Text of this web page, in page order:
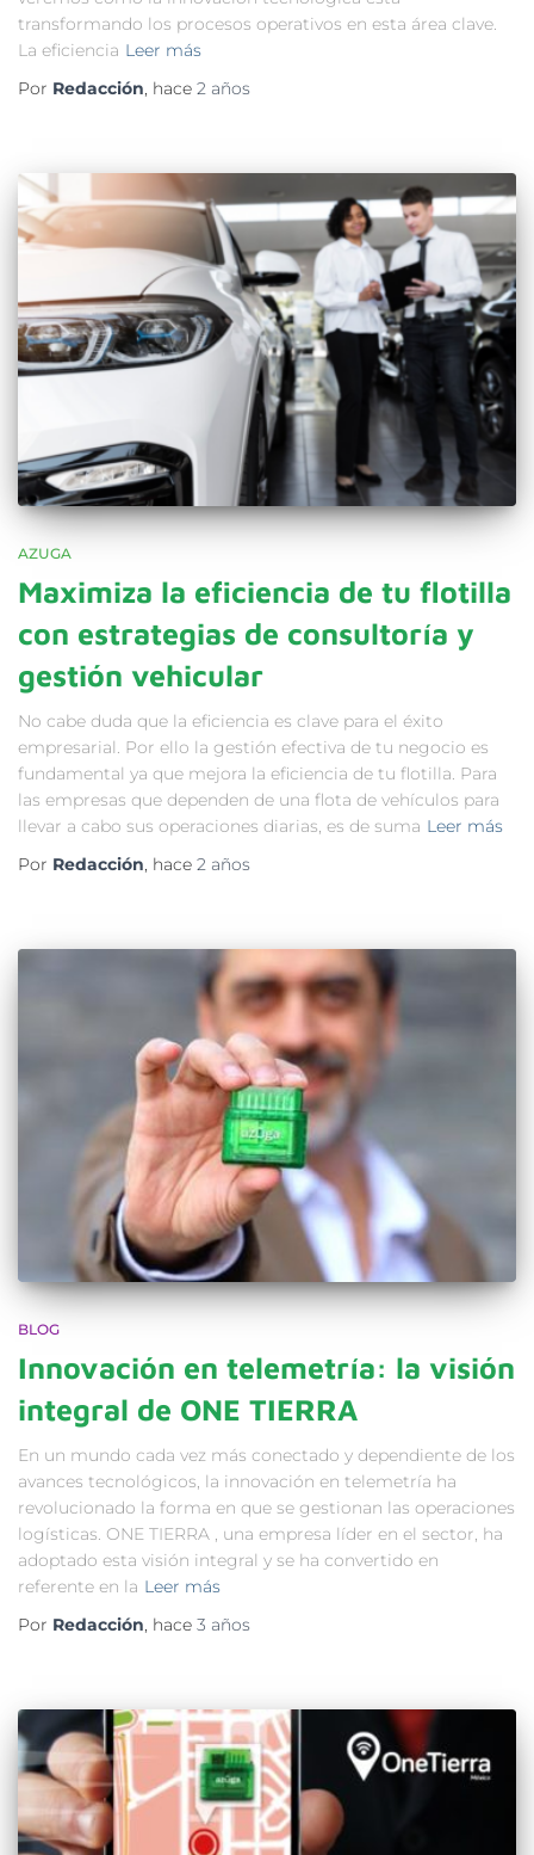
transformando los procesos operativos en esta área clave.
La eficiencia Leer más
Por Redacción, hace 2 años
AZUGA
Maximiza la eficiencia de tu flotilla
con estrategias de consultoría y
gestión vehicular
No cabe duda que la eficiencia es clave para el éxito
empresarial. Por ello la gestión efectiva de tu negocio es
fundamental ya que mejora la eficiencia de tu flotilla. Para
las empresas que dependen de una flota de vehículos para
llevar a cabo sus operaciones diarias, es de suma Leer más
Por Redacción, hace 2 años
BLOG
Innovación en telemetría: la visión
integral de ONE TIERRA
En un mundo cada vez más conectado y dependiente de los
avances tecnológicos, la innovación en telemetría ha
revolucionado la forma en que se gestionan las operaciones
logísticas. ONE TIERRA , una empresa líder en el sector, ha
adoptado esta visión integral y se ha convertido en
referente en la Leer más
Por Redacción, hace 3 años